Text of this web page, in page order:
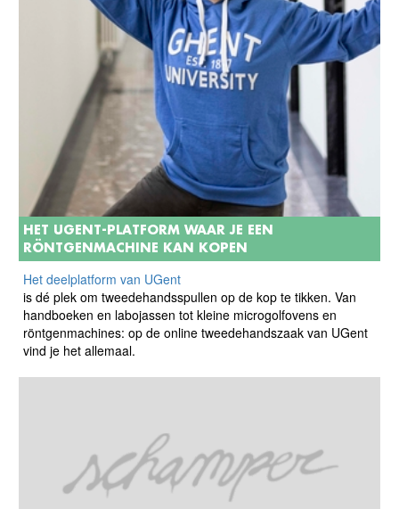
HET UGENT-PLATFORM WAAR JE EEN
RÖNTGENMACHINE KAN KOPEN
Het deelplatform van UGent
is dé plek om tweedehandsspullen op de kop te tikken. Van
handboeken en labojassen tot kleine microgolfovens en
röntgenmachines: op de online tweedehandszaak van UGent
vind je het allemaal.